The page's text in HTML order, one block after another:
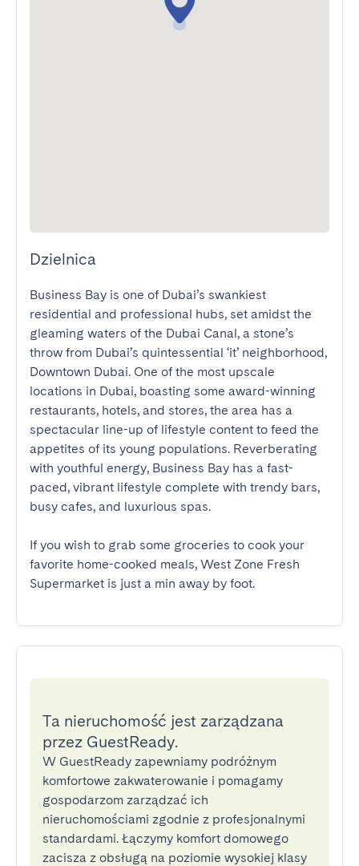
Dzielnica
Business Bay is one of Dubai’s swankiest
residential and professional hubs, set amidst the
gleaming waters of the Dubai Canal, a stone’s
throw from Dubai’s quintessential ‘it’ neighborhood,
Downtown Dubai. One of the most upscale
locations in Dubai, boasting some award-winning
restaurants, hotels, and stores, the area has a
spectacular line-up of lifestyle content to feed the
appetites of its young populations. Reverberating
with youthful energy, Business Bay has a fast-
paced, vibrant lifestyle complete with trendy bars,
busy cafes, and luxurious spas.
If you wish to grab some groceries to cook your
favorite home-cooked meals, West Zone Fresh
Supermarket is just a min away by foot.
Ta nieruchomość jest zarządzana
przez GuestReady.
W GuestReady zapewniamy podróżnym
komfortowe zakwaterowanie i pomagamy
gospodarzom zarządzać ich
nieruchomościami zgodnie z profesjonalnymi
standardami. Łączymy komfort domowego
zacisza z obsługą na poziomie wysokiej klasy